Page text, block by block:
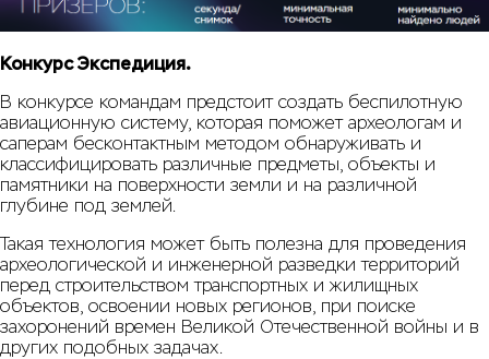
Конкурс Экспедиция.
В конкурсе командам предстоит создать беспилотную
авиационную систему, которая поможет археологам и
саперам бесконтактным методом обнаруживать и
классифицировать различные предметы, объекты и
памятники на поверхности земли и на различной
глубине под землей.
Такая технология может быть полезна для проведения
археологической и инженерной разведки территорий
перед строительством транспортных и жилищных
объектов, освоении новых регионов, при поиске
захоронений времен Великой Отечественной войны и в
других подобных задачах.